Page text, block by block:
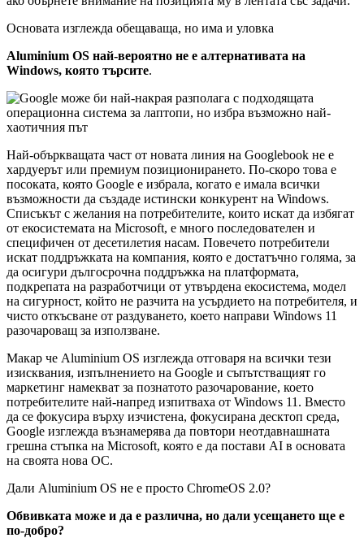
Основата изглежда обещаваща, но има и уловка
Aluminium OS най-вероятно не е алтернативата на
Windows, която търсите.
Най-объркващата част от новата линия на Googlebook не е
хардуерът или премиум позиционирането. По-скоро това е
посоката, която Google е избрала, когато е имала всички
възможности да създаде истински конкурент на Windows.
Списъкът с желания на потребителите, които искат да избягат
от екосистемата на Microsoft, е много последователен и
специфичен от десетилетия насам. Повечето потребители
искат поддръжката на компания, която е достатъчно голяма, за
да осигури дългосрочна поддръжка на платформата,
подкрепата на разработчици от утвърдена екосистема, модел
на сигурност, който не разчита на усърдието на потребителя, и
чисто откъсване от раздуването, което направи Windows 11
разочароващ за използване.
Макар че Aluminium OS изглежда отговаря на всички тези
изисквания, изпълнението на Google и съпътстващият го
маркетинг намекват за познатото разочарование, което
потребителите най-напред изпитваха от Windows 11. Вместо
да се фокусира върху изчистена, фокусирана десктоп среда,
Google изглежда възнамерява да повтори неотдавнашната
грешна стъпка на Microsoft, която е да постави AI в основата
на своята нова ОС.
Дали Aluminium OS не е просто ChromeOS 2.0?
Обвивката може и да е различна, но дали усещането ще е
по-добро?